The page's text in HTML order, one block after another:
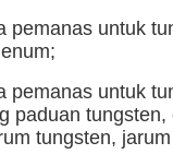
pemanas untuk
pemanas untuk
paduan
tungsten,